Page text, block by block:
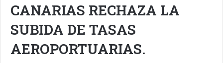
CANARIAS RECHAZA LA
SUBIDA DE TASAS
AEROPORTUARIAS.